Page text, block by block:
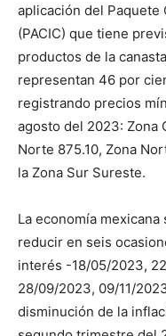
aplicación del Paquete
(PACIC) que tiene
productos de la
representan 46 por
registrando precios
agosto del 2023: Zona
Norte 875.10, Zona
la Zona Sur Sureste.
La economía
reducir en seis
interés -18/05/2023,
28/09/2023, 09/11/
disminución de la